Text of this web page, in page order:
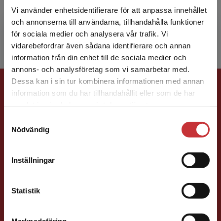
Vi använder enhetsidentifierare för att anpassa innehållet
och annonserna till användarna, tillhandahålla funktioner
för sociala medier och analysera vår trafik. Vi
vidarebefordrar även sådana identifierare och annan
information från din enhet till de sociala medier och
annons- och analysföretag som vi samarbetar med.
Dessa kan i sin tur kombinera informationen med annan
information som du har tillhandahållit eller som de har
Nödvändig
Inställningar
Statistik
Begränsad fraktregion
Det verkar som att du besöker
studentlitteratur.se via en enhet utanför Sverige.
Vi erbjuder inte leveranser utanför Sverige. För
att kunna slutföra ett köp måste
universitet. Kerstin är medicine doktor och
docent i ...
Förlagskontakt